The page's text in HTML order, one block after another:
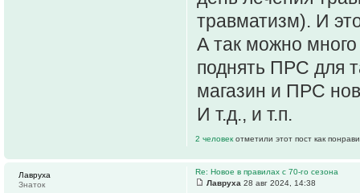
травматизм). И
А так можно много
поднять ПРС для
магазин и ПРС
И т.д., и т.п.
2 человек отметили этот пост как
Re: Новое в правилах с 70-го сезона
Лавруха 28 авг 2024, 14:38
Лавруха
Знаток